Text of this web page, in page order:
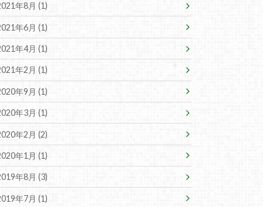
年8月 (1)
年6月 (1)
年4月 (1)
年2月 (1)
年9月 (1)
年3月 (1)
年2月 (2)
年1月 (1)
年8月 (3)
年7月 (1)